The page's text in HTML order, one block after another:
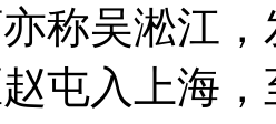
吴淞江，
屯入上海